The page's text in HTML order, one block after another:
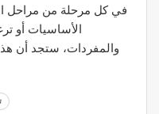
في كل مرحلة من مراحل
الأساسيات أو
والمفردات، ستجد أن